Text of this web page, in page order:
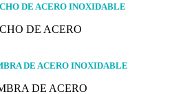
DE ACERO INOXIDABLE
DE ACERO INOXIDABLE